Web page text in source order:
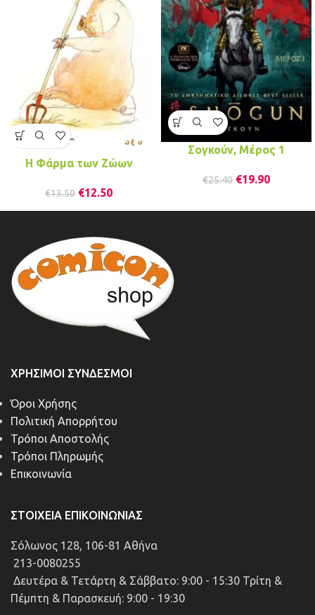
Η Φάρμα των Ζώων
€13.50 €12.50
Σογκούν, Μέρος 1
€25.40 €19.90
ΧΡΉΣΙΜΟΙ ΣΎΝΔΕΣΜΟΙ
Όροι Χρήσης
Πολιτική Απορρήτου
Τρόποι Αποστολής
Τρόποι Πληρωμής
Επικοινωνία
ΣΤΟΙΧΕΊΑ ΕΠΙΚΟΙΝΩΝΊΑΣ
Σόλωνος 128, 106-81 Αθήνα
213-0080255
Δευτέρα & Τετάρτη & Σάββατο: 9:00 - 15:30 Τρίτη &
Πέμπτη & Παρασκευή: 9:00 - 19:30